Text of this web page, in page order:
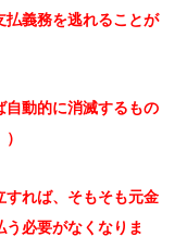
払義務を逃れることが
自動的に消滅するもの
すれば、そもそも元金
必要がなくなりま